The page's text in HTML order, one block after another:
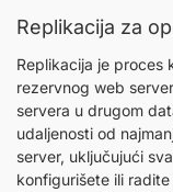
Replikacija za
Replikacija je proces
rezervnog web
servera u drugom
udaljenosti od
server, uključujući
konfigurišete ili